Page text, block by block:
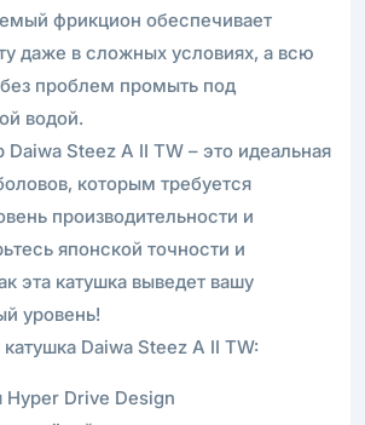
фрикцион обеспечивает
даже в сложных условиях, а всю
проблем промыть под
водой.
Daiwa Steez A II TW – это идеальная
которым требуется
производительности и
японской точности и
эта катушка выведет вашу
уровень!
Daiwa Steez A II TW:
Hyper Drive Design